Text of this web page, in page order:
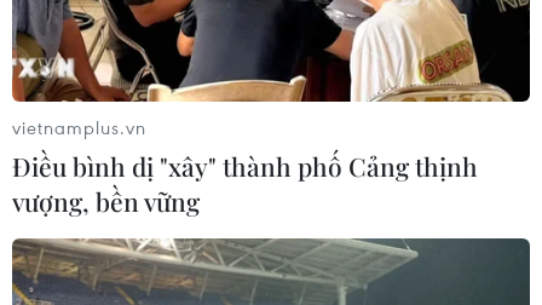
niệm, đám cưới... có thể tổ chức với điều kiện
áp dụng các biện pháp phòng ngừa và kiểm soát
lây nhiễm có liên quan.
Nếu 2/3 số người tham gia sự kiện đã tiêm mũi
vaccine thứ nhất, thì địa điểm tổ chức có thể
khai thác 100% sức chứa, nếu không thì tỷ lệ
trên chỉ giới hạn ở mức 50%.
vietnamplus.vn
Điều bình dị "xây" thành phố Cảng thịnh
vượng, bền vững